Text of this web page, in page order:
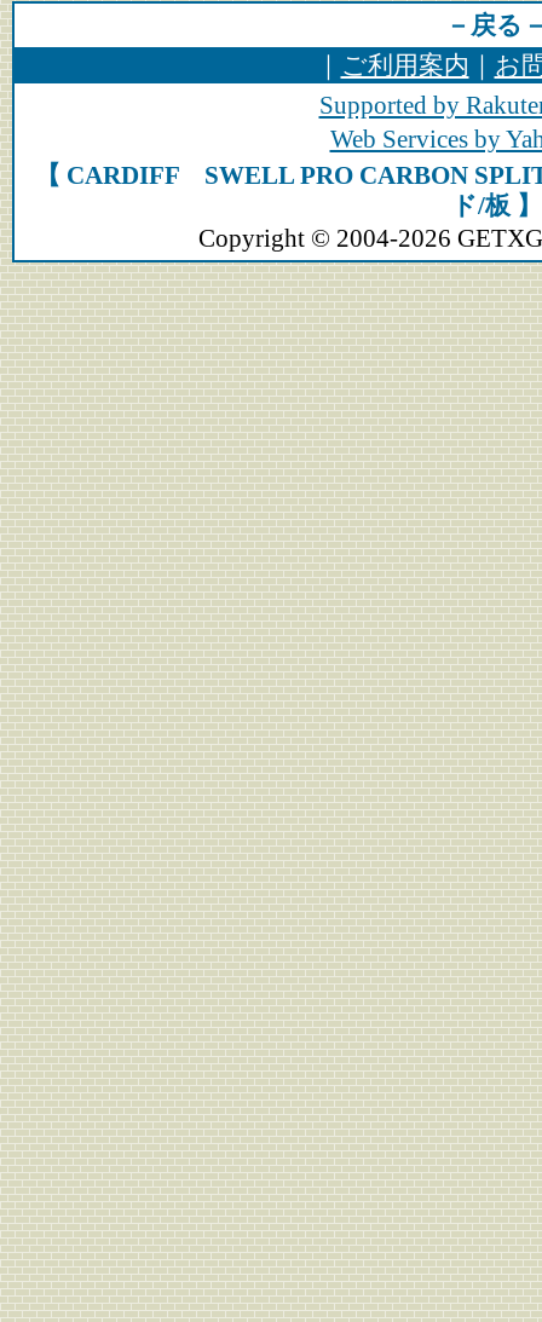
－戻る
｜ ご利用案内 ｜ お
Supported by
Web Services by
【 CARDIFF SWELL PRO CARBON
ド/板 】
Copyright © 2004-2026